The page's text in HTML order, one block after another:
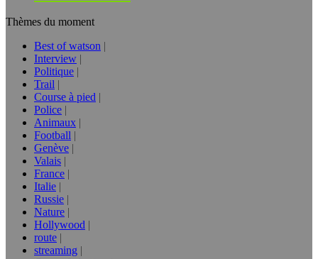
Thèmes du moment
Best of watson
Interview
Politique
Trail
Course à pied
Police
Animaux
Football
Genève
Valais
France
Italie
Russie
Nature
Hollywood
route
streaming